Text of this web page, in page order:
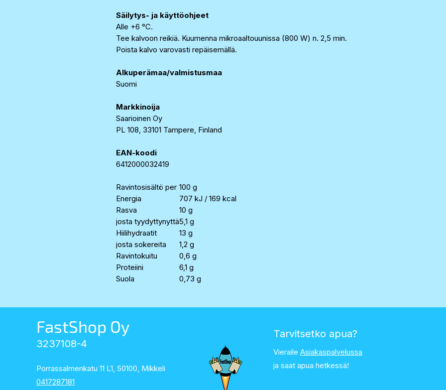
Säilytys- ja käyttöohjeet
Alle +6 °C.
Tee kalvoon reikiä. Kuumenna mikroaaltouunissa (800 W) n. 2,5 min.
Poista kalvo varovasti repäisemällä.
Alkuperämaa/valmistusmaa
Suomi
Markkinoija
Saarioinen Oy
PL 108, 33101 Tampere, Finland
EAN-koodi
6412000032419
Ravintosisältö per 100 g
Energia
707 kJ / 169 kcal
Rasva
josta tyydyttynyttä
10 g
5,1 g
Hiilihydraatit
josta sokereita
13 g
1,2 g
Ravintokuitu
0,6 g
Proteiini
6,1 g
Suola
0,73 g
FastShop Oy
3237108-4
Porrassalmenkatu 11 L1, 50100, Mikkeli
0417287181
Tarvitsetko apua?
Vieraile Asiakaspalvelussa
ja saat apua hetkessä!